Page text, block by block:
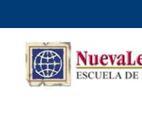
to
content